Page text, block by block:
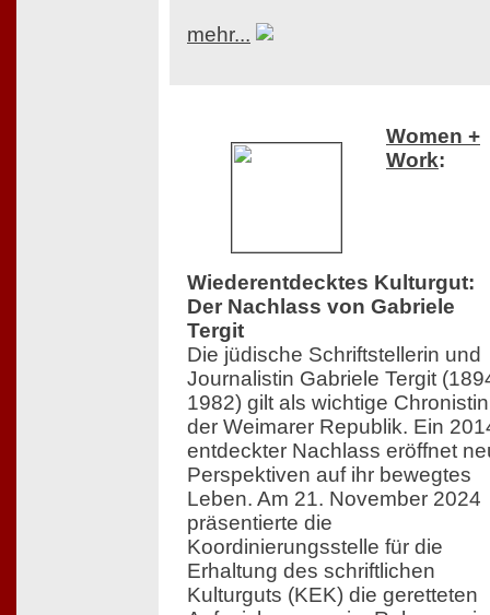
mehr...
Women +
Work:
Wiederentdecktes Kulturgut:
Der Nachlass von Gabriele
Tergit
Die jüdische Schriftstellerin und
Journalistin Gabriele Tergit
1982) gilt als wichtige Chronistin
der Weimarer Republik. Ein
entdeckter Nachlass eröffnet
Perspektiven auf ihr bewegtes
Leben. Am 21. November 2024
präsentierte die
Koordinierungsstelle für die
Erhaltung des schriftlichen
Kulturguts (KEK) die geretteten